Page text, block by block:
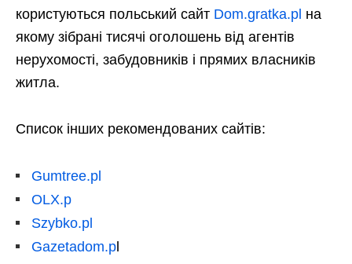
користуються польський сайт Dom.gratka.pl на
якому зібрані тисячі оголошень від агентів
нерухомості, забудовників і прямих власників
житла.
Список інших рекомендованих сайтів:
Gumtree.pl
OLX.p
Szybko.pl
Gazetadom.pl